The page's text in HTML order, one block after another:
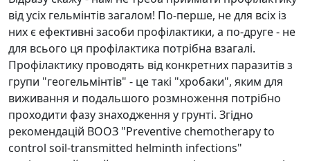
від усіх гельмінтів загалом! По-перше, не для всіх із
них є ефективні засоби профілактики, а по-друге - не
для всього ця профілактика потрібна взагалі.
Профілактику проводять від конкретних паразитів з
групи "геогельмінтів" - це такі "хробаки", яким для
виживання и подальшого розмноження потрібно
проходити фазу знаходження у грунті. Згідно
рекомендацій ВООЗ "Preventive chemotherapy to
control soil-transmitted helminth infections"